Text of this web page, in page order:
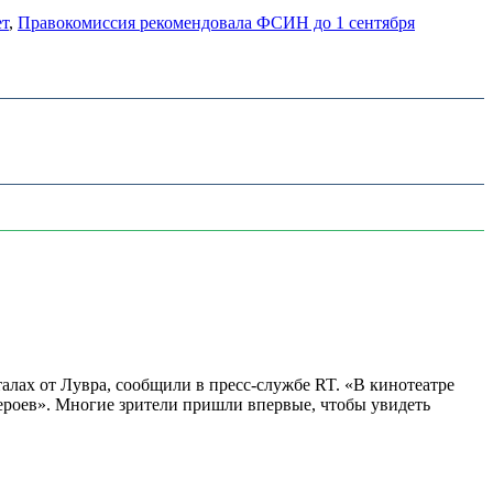
, Правокомиссия рекомендовала ФСИН до 1 сентября
от Лувра, сообщили в пресс-службе RT. «В кинотеатре
Многие зрители пришли впервые, чтобы увидеть